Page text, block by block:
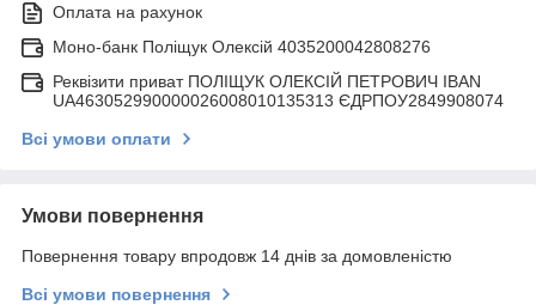
Оплата на рахунок
Моно-банк Поліщук Олексій 4035200042808276
Реквізити приват ПОЛІЩУК ОЛЕКСІЙ ПЕТРОВИЧ IBAN
UA463052990000026008010135313 ЄДРПОУ2849908074
Всі умови оплати
Умови повернення
Повернення товару впродовж 14 днів за домовленістю
Всі умови повернення